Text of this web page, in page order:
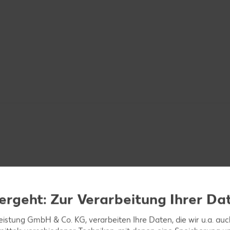
schälen und waschen und alles in sehr feine
Sahne, Crème fraîche, Sweet Chili Soße,
Salz und Pfeffer würzen.
Zur Verarbeitung Ihrer
GmbH & Co. KG, verarbeiten Ihre Daten, die wir u.a.